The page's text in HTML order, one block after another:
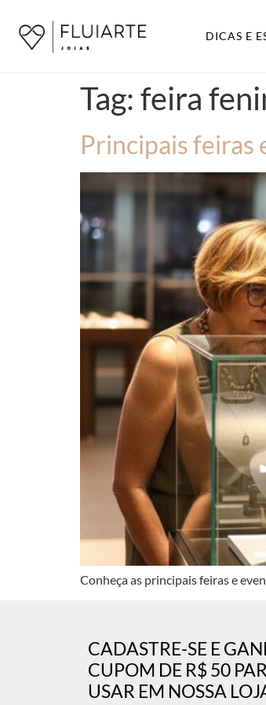
DICAS E
Tag: feira
Principais feiras
Conheça as principais feiras e
CADASTRE-SE E
CUPOM DE R$ 50
USAR EM NOSSA